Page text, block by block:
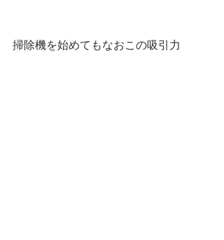
掃除機を始めてもなおこの吸引力